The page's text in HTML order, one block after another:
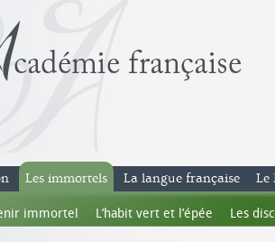
Les immortels
immortel L’habit vert et l’épée Les
La langue française Le